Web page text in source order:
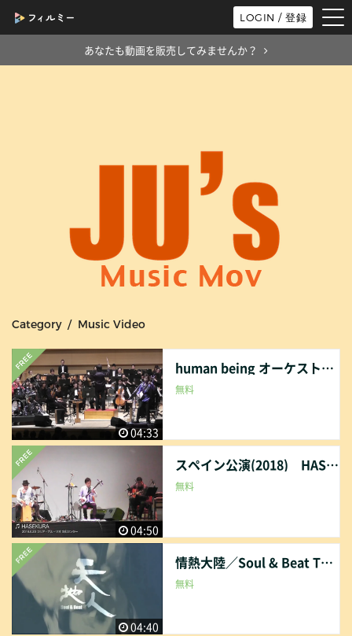
LOGIN / 登録
あなたも動画を販売してみませんか？
Category / Music Video
04:33
human being オーケストラVer./Soul & Beat TEN-CHI-JIN
無料
04:50
スペイン公演(2018) HASEKURA / Soul & Beat TEN-CHI-JIN
無料
04:40
情熱大陸／Soul & Beat TEN-CHI-JIN
無料